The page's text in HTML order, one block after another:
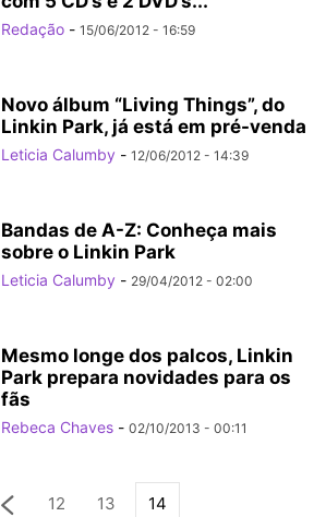
Redação - 15/06/2012 - 16:59
Novo álbum “Living Things”, do
Linkin Park, já está em pré-venda
Leticia Calumby - 12/06/2012 - 14:39
Bandas de A-Z: Conheça mais
sobre o Linkin Park
Leticia Calumby - 29/04/2012 - 02:00
Mesmo longe dos palcos, Linkin
Park prepara novidades para os
fãs
Rebeca Chaves - 02/10/2013 - 00:11
12 13 14